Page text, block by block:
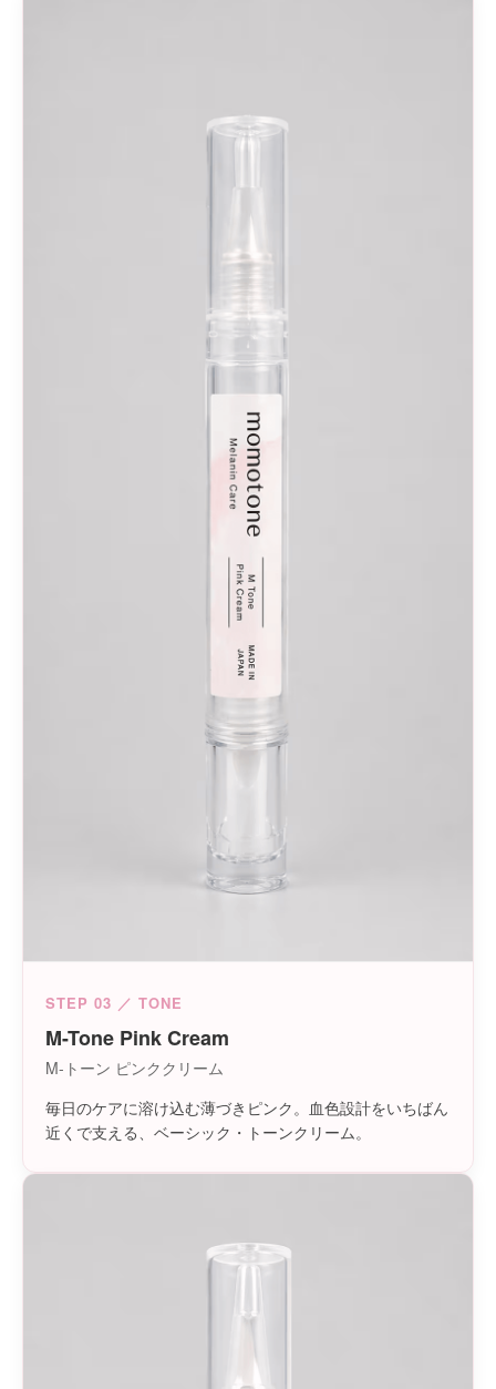
STEP 03 ／ TONE
M-Tone Pink Cream
M-トーン ピンククリーム
毎日のケアに溶け込む薄づきピンク。血色設計をいちばん
近くで支える、ベーシック・トーンクリーム。